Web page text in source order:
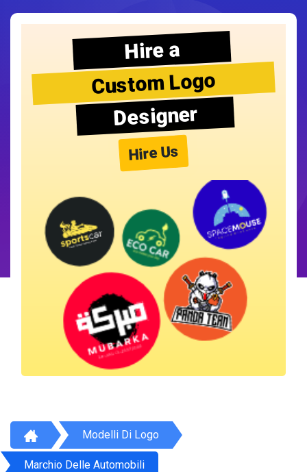
Hire a
Custom Logo
Designer
Hire Us
Modelli Di Logo
Marchio Delle Automobili